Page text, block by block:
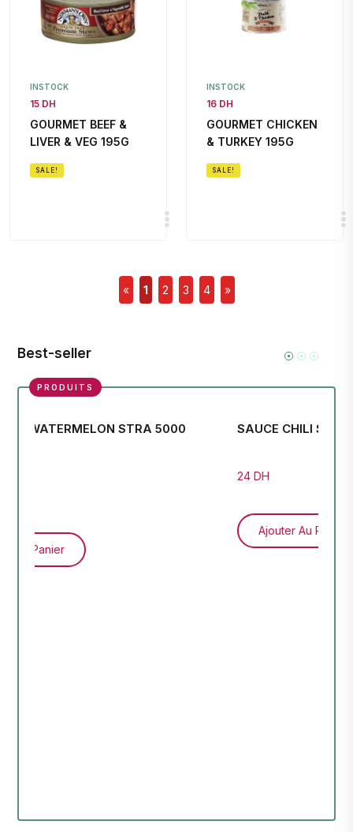
INSTOCK
15 DH
GOURMET BEEF &
LIVER & VEG 195G
SALE!
INSTOCK
16 DH
GOURMET CHICKEN
& TURKEY 195G
SALE!
« 1 2 3 4 »
Best-seller
PRODUITS
JUICE HEAD WATERMELON STRA 5000
Ajouter Au Panier